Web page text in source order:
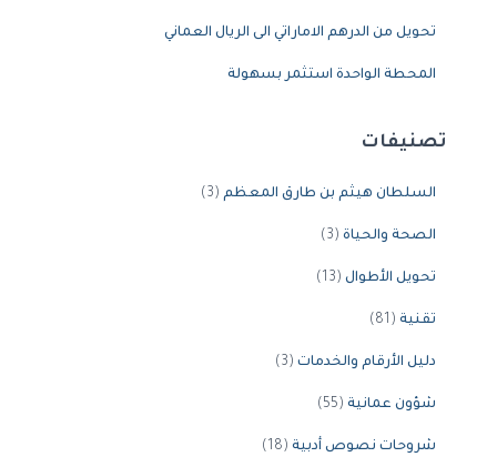
تحويل من الدرهم الاماراتي الى الريال العماني
المحطة الواحدة استثمر بسهولة
تصنيفات
السلطان هيثم بن طارق المعظم (3)
الصحة والحياة (3)
تحويل الأطوال (13)
تقنية (81)
دليل الأرقام والخدمات (3)
شؤون عمانية (55)
شروحات نصوص أدبية (18)